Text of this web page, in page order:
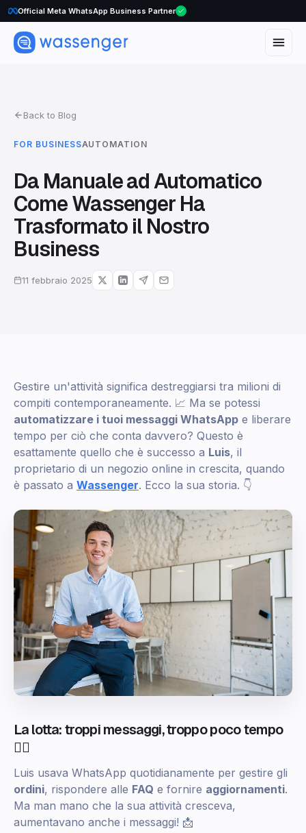
Official Meta WhatsApp Business Partner
Back to Blog
FOR BUSINESSAUTOMATION
Da Manuale ad Automatico
Come Wassenger Ha
Trasformato il Nostro
Business
11 febbraio 2025
Gestire un'attività significa destreggiarsi tra milioni di
compiti contemporaneamente. 📈 Ma se potessi
automatizzare i tuoi messaggi WhatsApp e liberare
tempo per ciò che conta davvero? Questo è
esattamente quello che è successo a Luis, il
proprietario di un negozio online in crescita, quando
è passato a Wassenger. Ecco la sua storia. 👇
La lotta: troppi messaggi, troppo poco tempo
😵‍💫
Luis usava WhatsApp quotidianamente per gestire gli
ordini, rispondere alle FAQ e fornire aggiornamenti.
Ma man mano che la sua attività cresceva,
aumentavano anche i messaggi! 📩